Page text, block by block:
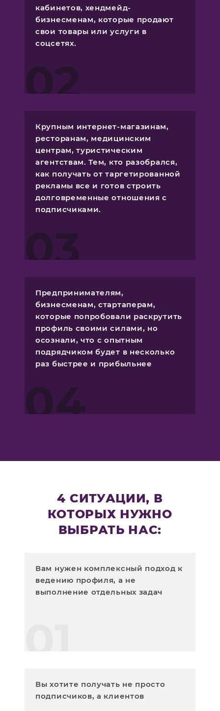
кабинетов, хендмейд-
бизнесменам, которые продают
свои товары или услуги в
соцсетях.
02
Крупным интернет-магазинам,
ресторанам, медицинским
центрам, туристическим
агентствам. Тем, кто разобрался,
как получать от таргетированной
рекламы все и готов строить
долговременные отношения с
подписчиками.
03
Предпринимателям,
бизнесменам, стартаперам,
которые попробовали раскрутить
профиль своими силами, но
осознали, что с опытным
подрядчиком будет в несколько
раз быстрее и прибыльнее
04
4 СИТУАЦИИ, В
КОТОРЫХ НУЖНО
ВЫБРАТЬ НАС:
Вам нужен комплексный подход к
ведению профиля, а не
выполнение отдельных задач
01
Вы хотите получать не просто
подписчиков, а клиентов